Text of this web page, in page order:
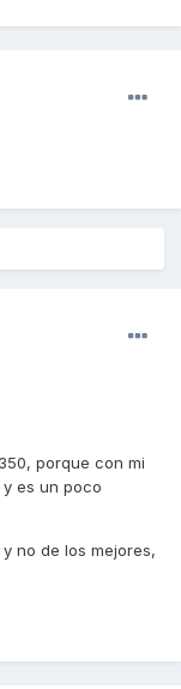
porque con mi
y es un poco
no de los mejores,